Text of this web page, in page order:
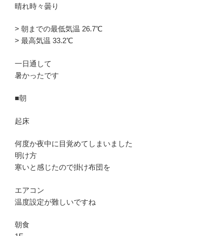
晴れ時々曇り
> 朝までの最低気温 26.7℃
> 最高気温 33.2℃
一日通して
暑かったです
■朝
起床
何度か夜中に目覚めてしまいました
明け方
寒いと感じたので掛け布団を
エアコン
温度設定が難しいですね
朝食